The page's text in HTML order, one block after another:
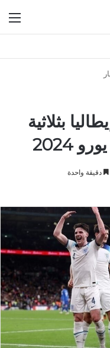
الجدل
بثلاثية
2024
دقيقة واحدة